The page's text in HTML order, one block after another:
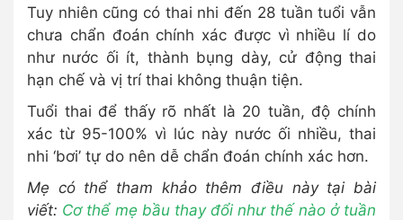
Tuy nhiên cũng có thai nhi đến 28 tuần tuổi vẫn
chưa chẩn đoán chính xác được vì nhiều lí do
như nước ối ít, thành bụng dày, cử động thai
hạn chế và vị trí thai không thuận tiện.
Tuổi thai để thấy rõ nhất là 20 tuần, độ chính
xác từ 95-100% vì lúc này nước ối nhiều, thai
nhi ‘bơi’ tự do nên dễ chẩn đoán chính xác hơn.
Mẹ có thể tham khảo thêm điều này tại bài
viết: Cơ thể mẹ bầu thay đổi như thế nào ở tuần